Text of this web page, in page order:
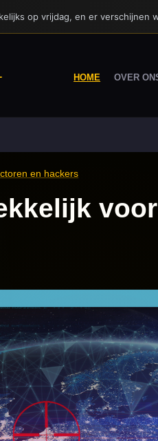
HOME OVER
en hackers
op vrijdag, en er verschijnen